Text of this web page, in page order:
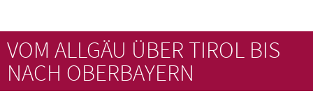
VOM ALLGÄU ÜBER TIROL BIS
NACH OBERBAYERN